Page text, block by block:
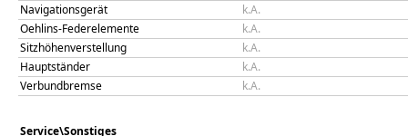
Navigationsgerät
k.A.
Oehlins-Federelemente
k.A.
Sitzhöhenverstellung
k.A.
Hauptständer
k.A.
Verbundbremse
k.A.
Service\Sonstiges